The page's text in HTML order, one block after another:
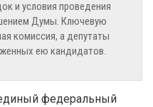
и условия проведения
Думы. Ключевую
комиссия, а депутаты
ею кандидатов.
федеральный